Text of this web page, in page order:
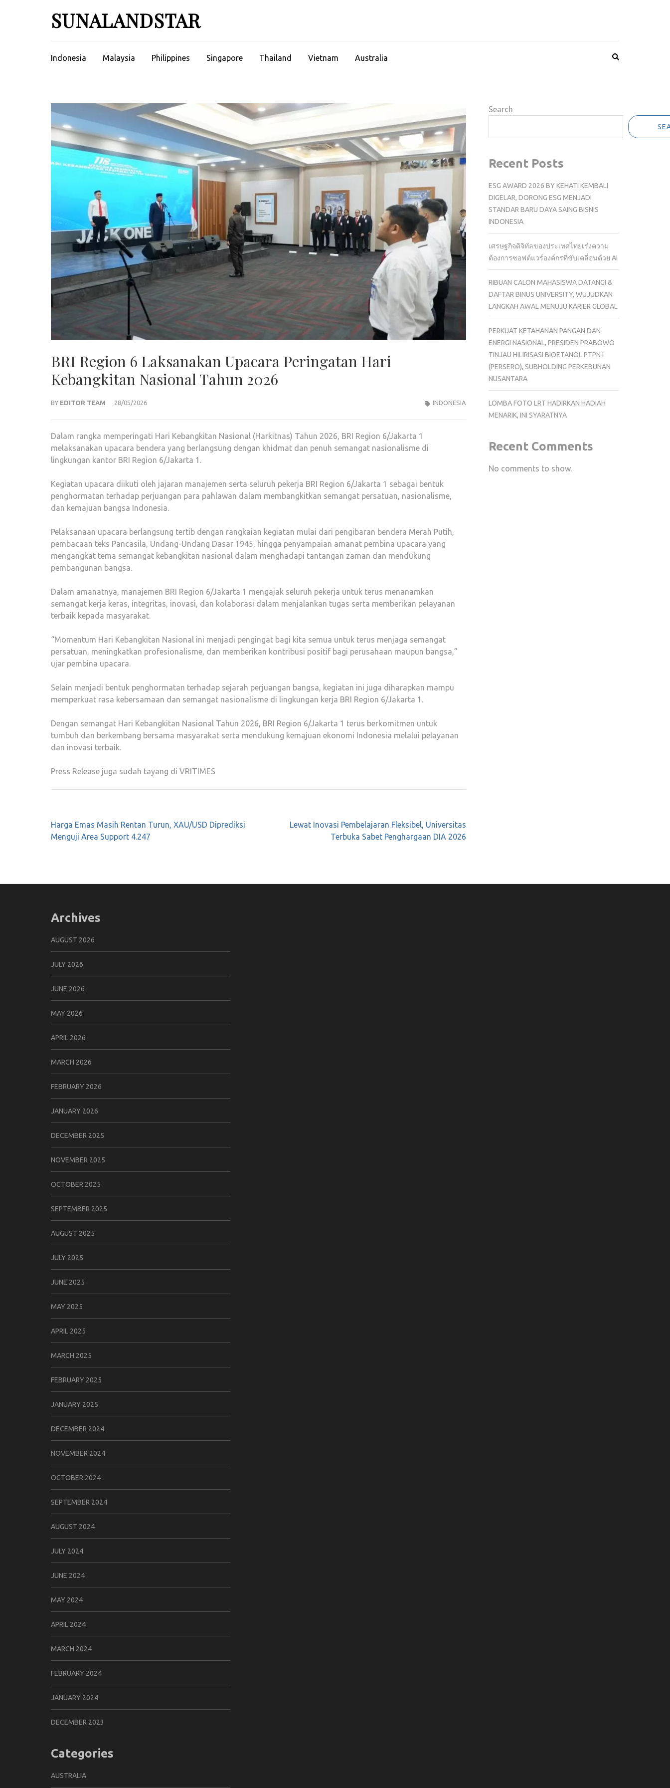
SUNALANDSTAR
Indonesia Malaysia Philippines Singapore Thailand Vietnam Australia
BRI Region 6 Laksanakan Upacara Peringatan Hari
Kebangkitan Nasional Tahun 2026
BY EDITOR TEAM 28/05/2026 INDONESIA
Dalam rangka memperingati Hari Kebangkitan Nasional (Harkitnas) Tahun 2026, BRI Region 6/Jakarta 1
melaksanakan upacara bendera yang berlangsung dengan khidmat dan penuh semangat nasionalisme di
lingkungan kantor BRI Region 6/Jakarta 1.
Kegiatan upacara diikuti oleh jajaran manajemen serta seluruh pekerja BRI Region 6/Jakarta 1 sebagai bentuk
penghormatan terhadap perjuangan para pahlawan dalam membangkitkan semangat persatuan, nasionalisme,
dan kemajuan bangsa Indonesia.
Pelaksanaan upacara berlangsung tertib dengan rangkaian kegiatan mulai dari pengibaran bendera Merah Putih,
pembacaan teks Pancasila, Undang-Undang Dasar 1945, hingga penyampaian amanat pembina upacara yang
mengangkat tema semangat kebangkitan nasional dalam menghadapi tantangan zaman dan mendukung
pembangunan bangsa.
Dalam amanatnya, manajemen BRI Region 6/Jakarta 1 mengajak seluruh pekerja untuk terus menanamkan
semangat kerja keras, integritas, inovasi, dan kolaborasi dalam menjalankan tugas serta memberikan pelayanan
terbaik kepada masyarakat.
“Momentum Hari Kebangkitan Nasional ini menjadi pengingat bagi kita semua untuk terus menjaga semangat
persatuan, meningkatkan profesionalisme, dan memberikan kontribusi positif bagi perusahaan maupun bangsa,”
ujar pembina upacara.
Selain menjadi bentuk penghormatan terhadap sejarah perjuangan bangsa, kegiatan ini juga diharapkan mampu
memperkuat rasa kebersamaan dan semangat nasionalisme di lingkungan kerja BRI Region 6/Jakarta 1.
Dengan semangat Hari Kebangkitan Nasional Tahun 2026, BRI Region 6/Jakarta 1 terus berkomitmen untuk
tumbuh dan berkembang bersama masyarakat serta mendukung kemajuan ekonomi Indonesia melalui pelayanan
dan inovasi terbaik.
Press Release juga sudah tayang di VRITIMES
Post
navigation
Harga Emas Masih Rentan Turun, XAU/USD Diprediksi
Menguji Area Support 4.247
Lewat Inovasi Pembelajaran Fleksibel, Universitas
Terbuka Sabet Penghargaan DIA 2026
Search
Recent Posts
ESG AWARD 2026 BY KEHATI KEMBALI
DIGELAR, DORONG ESG MENJADI
STANDAR BARU DAYA SAING BISNIS
INDONESIA
เศรษฐกิจดิจิทัลของประเทศไทยเร่งความ
ต้องการซอฟต์แวร์องค์กรที่ขับเคลื่อนด้วย AI
RIBUAN CALON MAHASISWA DATANGI &
DAFTAR BINUS UNIVERSITY, WUJUDKAN
LANGKAH AWAL MENUJU KARIER GLOBAL
PERKUAT KETAHANAN PANGAN DAN
ENERGI NASIONAL, PRESIDEN PRABOWO
TINJAU HILIRISASI BIOETANOL PTPN I
(PERSERO), SUBHOLDING PERKEBUNAN
NUSANTARA
LOMBA FOTO LRT HADIRKAN HADIAH
MENARIK, INI SYARATNYA
Recent Comments
No comments to show.
Archives
AUGUST 2026
JULY 2026
JUNE 2026
MAY 2026
APRIL 2026
MARCH 2026
FEBRUARY 2026
JANUARY 2026
DECEMBER 2025
NOVEMBER 2025
OCTOBER 2025
SEPTEMBER 2025
AUGUST 2025
JULY 2025
JUNE 2025
MAY 2025
APRIL 2025
MARCH 2025
FEBRUARY 2025
JANUARY 2025
DECEMBER 2024
NOVEMBER 2024
OCTOBER 2024
SEPTEMBER 2024
AUGUST 2024
JULY 2024
JUNE 2024
MAY 2024
APRIL 2024
MARCH 2024
FEBRUARY 2024
JANUARY 2024
DECEMBER 2023
Categories
AUSTRALIA